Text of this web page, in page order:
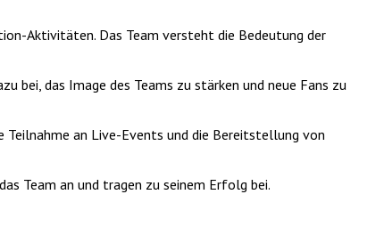
Aktivitäten. Das Team versteht die Bedeutung der
bei, das Image des Teams zu stärken und neue Fans zu
Teilnahme an Live-Events und die Bereitstellung von
Team an und tragen zu seinem Erfolg bei.